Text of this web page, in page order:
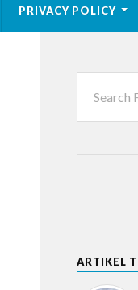
PRIVACY POLICY
ARTIKEL